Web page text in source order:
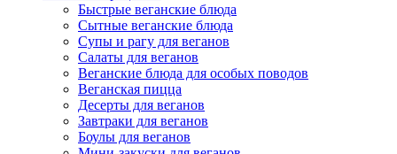
Быстрые веганские блюда
Сытные веганские блюда
Супы и рагу для веганов
Салаты для веганов
Веганские блюда для особых поводов
Веганская пицца
Десерты для веганов
Завтраки для веганов
Боулы для веганов